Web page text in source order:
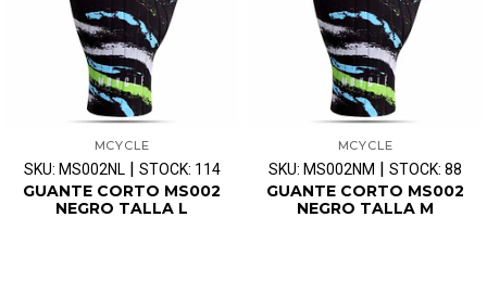
MCYCLE
SKU: MS002NL| STOCK: 114
GUANTE CORTO MS002
NEGRO TALLA L
MCYCLE
SKU: MS002NM | STOCK: 88
GUANTE CORTO MS002
NEGRO TALLA M